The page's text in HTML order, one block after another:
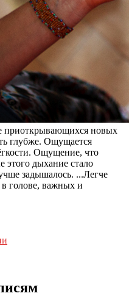
приоткрывающихся новых
глубже. Ощущается
Ощущение, что
этого дыхание стало
задышалось. ...Легче
голове, важных и